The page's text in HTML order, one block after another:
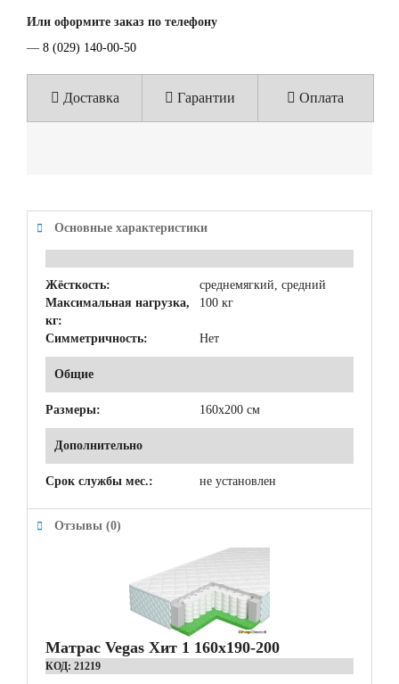
Или оформите заказ по телефону
— 8 (029) 140-00-50
Доставка Гарантии Оплата
Основные характеристики
Жёсткость:
среднемягкий, средний
Максимальная нагрузка,
кг:
100 кг
Симметричность: Нет
Общие
Размеры: 160x200 см
Дополнительно
Срок службы мес.: не установлен
Отзывы (0)
Матрас Vegas Хит 1 160x190-200
КОД: 21219